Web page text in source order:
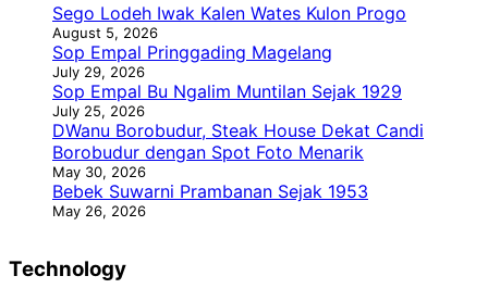
Sego Lodeh Iwak Kalen Wates Kulon Progo
August 5, 2026
Sop Empal Pringgading Magelang
July 29, 2026
Sop Empal Bu Ngalim Muntilan Sejak 1929
July 25, 2026
DWanu Borobudur, Steak House Dekat Candi
Borobudur dengan Spot Foto Menarik
May 30, 2026
Bebek Suwarni Prambanan Sejak 1953
May 26, 2026
Technology